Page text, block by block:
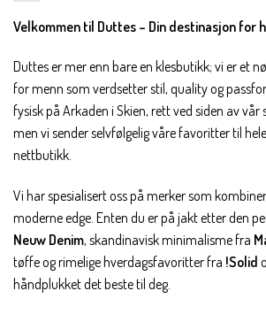
Velkommen til Duttes – Din destinasjon for
Duttes er mer enn bare en klesbutikk; vi er et
for menn som verdsetter stil, quality og
fysisk på Arkaden i Skien, rett ved siden av vår
men vi sender selvfølgelig våre favoritter til
nettbutikk.
Vi har spesialisert oss på merker som
moderne edge. Enten du er på jakt etter den
Neuw Denim, skandinavisk minimalisme fra
tøffe og rimelige hverdagsfavoritter fra !Solid
håndplukket det beste til deg.